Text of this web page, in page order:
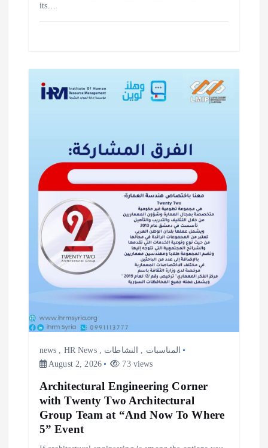
its…
news HR News, المناسبات
النشاطات
August 2, 2026
73 views
Architectural Engineering Corner
with Twenty Two Architectural
Group Team at “And Now To Where
5” Event